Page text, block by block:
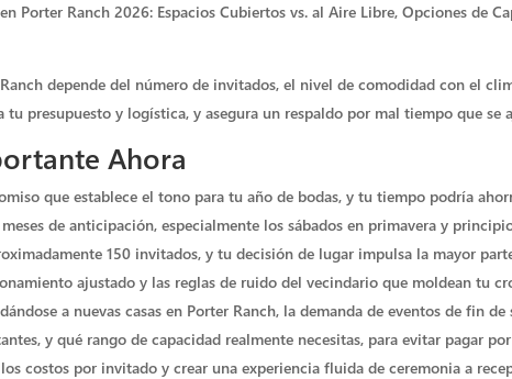
Porter Ranch 2026: Espacios Cubiertos vs. al Aire Libre, Opciones de
depende del número de invitados, el nivel de comodidad con el
tu presupuesto y logística, y asegura un respaldo por mal tiempo que
Ahora
que establece el tono para tu año de bodas, y tu tiempo podría
de anticipación, especialmente los sábados en primavera y
150 invitados, y tu decisión de lugar impulsa la mayor
ajustado y las reglas de ruido del vecindario que moldean tu
a nuevas casas en Porter Ranch, la demanda de eventos de fin
y qué rango de capacidad realmente necesitas, para evitar pagar
costos por invitado y crear una experiencia fluida de ceremonia a